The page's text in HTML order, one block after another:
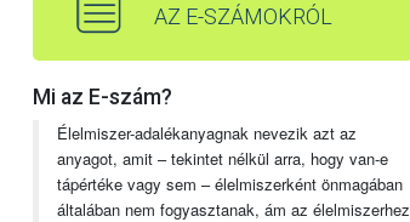
AZ E-SZÁMOKRÓL
Mi az E-szám?
Élelmiszer-adalékanyagnak nevezik azt az
anyagot, amit – tekintet nélkül arra, hogy van-e
tápértéke vagy sem – élelmiszerként önmagában
általában nem fogyasztanak, ám az élelmiszerhez